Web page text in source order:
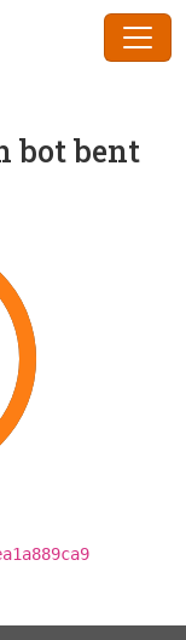
bot bent